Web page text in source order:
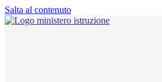
Salta al contenuto